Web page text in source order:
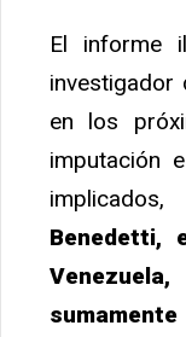
El informe
investigador
en los
imputación
Benedetti,